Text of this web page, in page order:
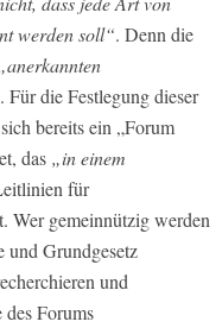
werden soll“. Denn die
die Festlegung dieser
bereits ein „Forum
das „in einem
für
Wer gemeinnützig werden
Grundgesetz
und
Forums